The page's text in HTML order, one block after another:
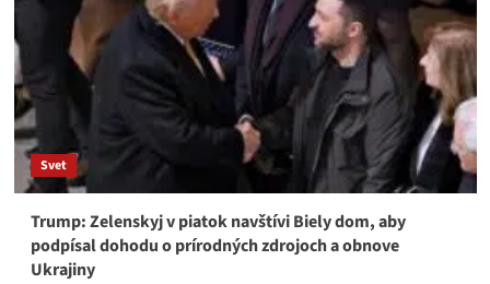
UMIERAJÚCU
SNS
Svet
Trump: Zelenskyj v piatok navštívi Biely dom, aby
podpísal dohodu o prírodných zdrojoch a obnove
Ukrajiny